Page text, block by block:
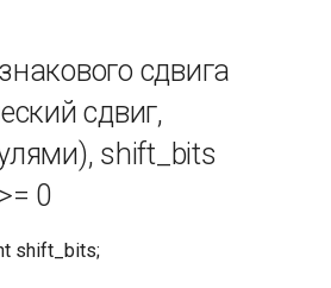
сдвига
сдвиг,
shift_bits
0
shift_bits;